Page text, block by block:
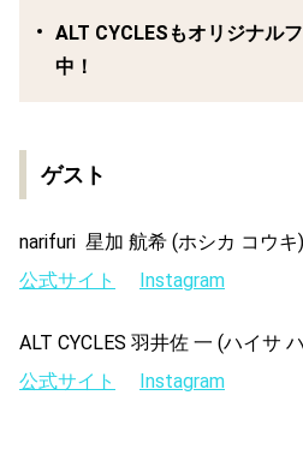
ALT CYCLESもオリジナル
中！
ゲスト
⁠narifuri ⁠ 星加 航希 (ホシカ コウキ
公式サイト
Instagram
⁠ALT CYCLES⁠ 羽井佐 一 (ハイサ
公式サイト
Instagram